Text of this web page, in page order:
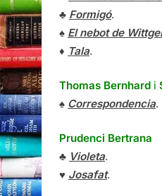
♣ Formigó.
♠ El nebot de
♦ Tala.
Thomas Bernhard i
♠ Correspondencia.
Prudenci Bertrana
♣ Violeta.
♥ Josafat.